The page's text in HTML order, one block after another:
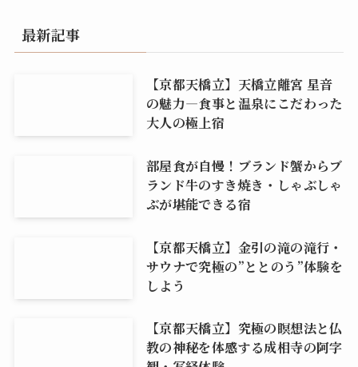
最新記事
【京都天橋立】天橋立離宮 星音
の魅力―食事と温泉にこだわった
大人の極上宿
部屋食が自慢！ブランド蟹からブ
ランド牛のすき焼き・しゃぶしゃ
ぶが堪能できる宿
【京都天橋立】金引の滝の滝行・
サウナで究極の”ととのう”体験を
しよう
【京都天橋立】究極の瞑想法と仏
教の神秘を体感する成相寺の阿字